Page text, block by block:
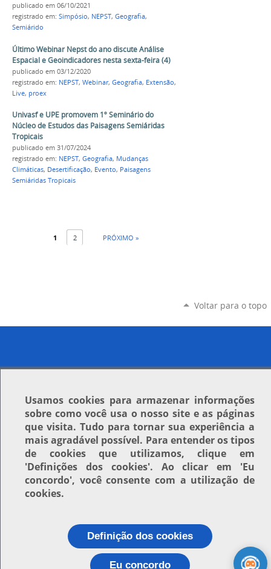
publicado em 06/10/2021
registrado em: Simpósio, NEPST, Geografia,
Semiárido
Último Webinar Nepst do ano discute Análise
Espacial e Geoindicadores nesta sexta-feira (4)
publicado em 03/12/2020
registrado em: NEPST, Webinar, Geografia, Extensão,
Live, proex
Univasf e UPE promovem 1º Seminário do
Núcleo de Estudos das Paisagens Semiáridas
Tropicais
publicado em 31/07/2024
registrado em: NEPST, Geografia, Mudanças
Climáticas, Desertificação, Evento, Paisagens
Semiáridas Tropicais
1 2 PRÓXIMO »
Voltar para o topo
Usamos cookiespara armazenar informações
sobre como você usa o nosso site e as páginas
que visita. Tudo para tornar sua experiência a
mais agradável possível. Para entender os tipos
de cookies que utilizamos, clique em
'Definições dos cookies'. Ao clicar em 'Eu
concordo', você consente com a utilização de
cookies.